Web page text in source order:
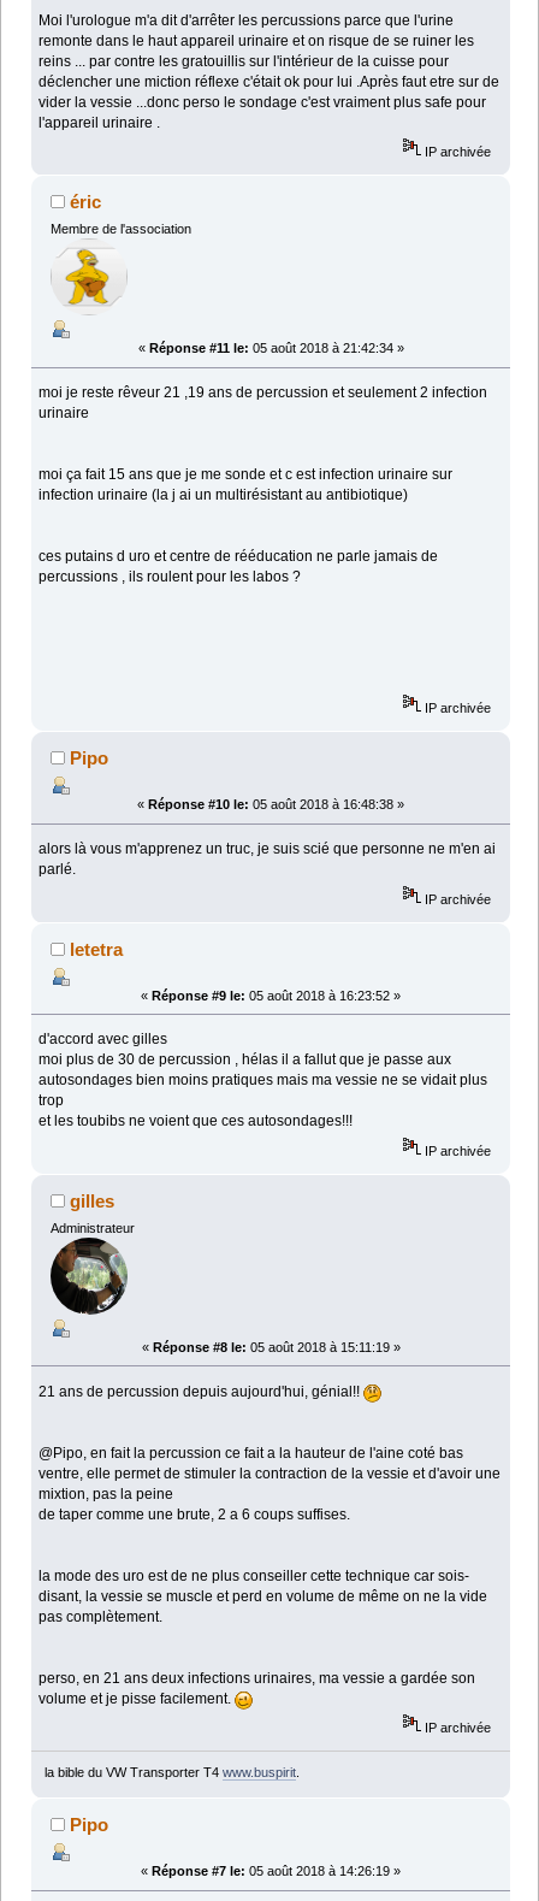
Moi l'urologue m'a dit d'arrêter les percussions parce que l'urine
remonte dans le haut appareil urinaire et on risque de se ruiner les
reins ... par contre les gratouillis sur l'intérieur de la cuisse pour
déclencher une miction réflexe c'était ok pour lui .Après faut etre sur de
vider la vessie ...donc perso le sondage c'est vraiment plus safe pour
l'appareil urinaire .
IP archivée
éric
Membre de l'association
« Réponse #11 le: 05 août 2018 à 21:42:34 »
moi je reste rêveur 21 ,19 ans de percussion et seulement 2 infection
urinaire
moi ça fait 15 ans que je me sonde et c est infection urinaire sur
infection urinaire (la j ai un multirésistant au antibiotique)
ces putains d uro et centre de rééducation ne parle jamais de
percussions , ils roulent pour les labos ?
IP archivée
Pipo
« Réponse #10 le: 05 août 2018 à 16:48:38 »
alors là vous m'apprenez un truc, je suis scié que personne ne m'en ai
parlé.
IP archivée
letetra
« Réponse #9 le: 05 août 2018 à 16:23:52 »
d'accord avec gilles
moi plus de 30 de percussion , hélas il a fallut que je passe aux
autosondages bien moins pratiques mais ma vessie ne se vidait plus
trop
et les toubibs ne voient que ces autosondages!!!
IP archivée
gilles
Administrateur
« Réponse #8 le: 05 août 2018 à 15:11:19 »
21 ans de percussion depuis aujourd'hui, génial!!
@Pipo, en fait la percussion ce fait a la hauteur de l'aine coté bas
ventre, elle permet de stimuler la contraction de la vessie et d'avoir une
mixtion, pas la peine
de taper comme une brute, 2 a 6 coups suffises.
la mode des uro est de ne plus conseiller cette technique car sois-
disant, la vessie se muscle et perd en volume de même on ne la vide
pas complètement.
perso, en 21 ans deux infections urinaires, ma vessie a gardée son
volume et je pisse facilement.
IP archivée
la bible du VW Transporter T4 www.buspirit.
Pipo
« Réponse #7 le: 05 août 2018 à 14:26:19 »